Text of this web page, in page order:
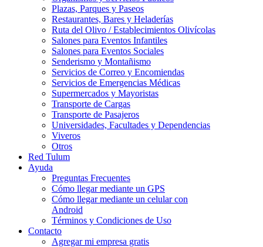
Plazas, Parques y Paseos
Restaurantes, Bares y Heladerías
Ruta del Olivo / Establecimientos Olivícolas
Salones para Eventos Infantiles
Salones para Eventos Sociales
Senderismo y Montañismo
Servicios de Correo y Encomiendas
Servicios de Emergencias Médicas
Supermercados y Mayoristas
Transporte de Cargas
Transporte de Pasajeros
Universidades, Facultades y Dependencias
Viveros
Otros
Red Tulum
Ayuda
Preguntas Frecuentes
Cómo llegar mediante un GPS
Cómo llegar mediante un celular con
Android
Términos y Condiciones de Uso
Contacto
Agregar mi empresa gratis